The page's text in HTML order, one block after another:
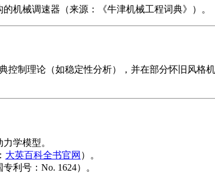
机械调速器（来源：《牛津机械工程词典》）。
制理论（如稳定性分析），并在部分怀旧风格
学模型。
大英百科全书官网 ）。
利号：No. 1624）。